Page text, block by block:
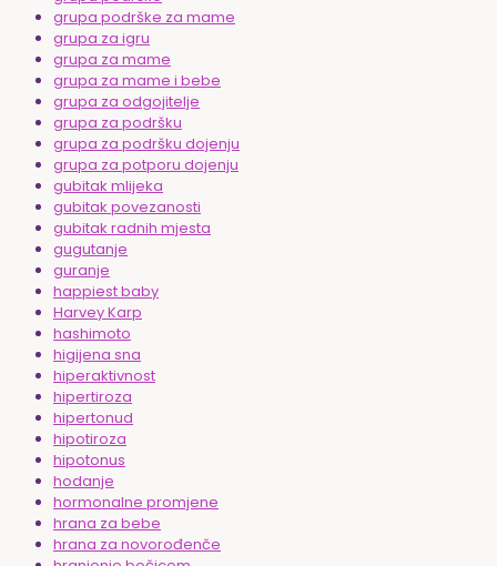
grupa podrške za mame
grupa za igru
grupa za mame
grupa za mame i bebe
grupa za odgojitelje
grupa za podršku
grupa za podršku dojenju
grupa za potporu dojenju
gubitak mlijeka
gubitak povezanosti
gubitak radnih mjesta
gugutanje
guranje
happiest baby
Harvey Karp
hashimoto
higijena sna
hiperaktivnost
hipertiroza
hipertonud
hipotiroza
hipotonus
hodanje
hormonalne promjene
hrana za bebe
hrana za novorođenče